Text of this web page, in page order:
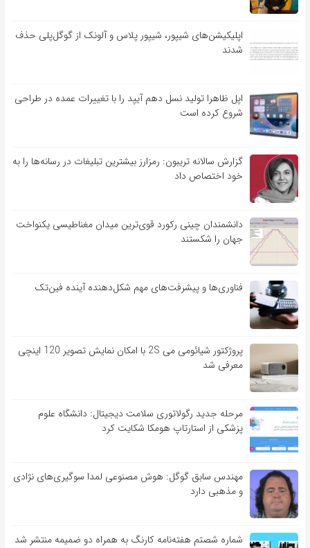
اپلیکیشن‌های شیپور، شیپور پلاس و آلونک از گوگل‌پلی حذف
شدند
اپل ظاهرا تولید نسل دهم آیپد را با تغییرات عمده در طراحی
شروع کرده است
گزارش سالانه تریبون: رمزارز بیشترین تبلیغات در رسانه‌ها را به
خود اختصاص داد
دانشمندان چینی رکورد قوی‌ترین میدان مغناطیسی یکنواخت
جهان را شکستند
فناوری‌ها و پیشرفت‌های مهم شکل‌دهنده آینده فین‌تک
پروژکتور شیائومی می 2S با امکان نمایش تصویر 120 اینچی
معرفی شد
مرحله جدید رگولاتوری سلامت دیجیتال: دانشگاه علوم
پزشکی از استارتاپ هومکا شکایت کرد
مهندس سابق گوگل: هوش مصنوعی لمدا سوگیری‌های نژادی
و مذهبی دارد
شماره شصتم هفته‌نامه کارنگ به همراه دو ضمیمه منتشر شد